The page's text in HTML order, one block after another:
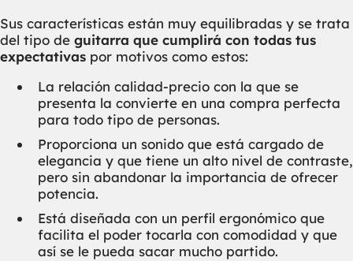
Sus características están muy equilibradas y se trata
del tipo de guitarra que cumplirá con todas tus
expectativas por motivos como estos:
La relación calidad-precio con la que se
presenta la convierte en una compra perfecta
para todo tipo de personas.
Proporciona un sonido que está cargado de
elegancia y que tiene un alto nivel de contraste,
pero sin abandonar la importancia de ofrecer
potencia.
Está diseñada con un perfil ergonómico que
facilita el poder tocarla con comodidad y que
así se le pueda sacar mucho partido.